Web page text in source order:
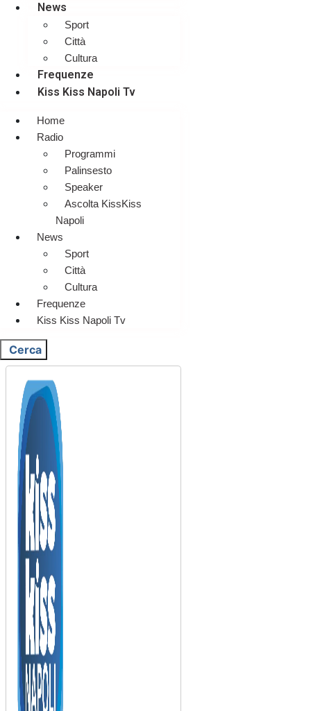
News
Sport
Città
Cultura
Frequenze
Kiss Kiss Napoli Tv
Home
Radio
Programmi
Palinsesto
Speaker
Ascolta KissKiss
Napoli
News
Sport
Città
Cultura
Frequenze
Kiss Kiss Napoli Tv
Cerca